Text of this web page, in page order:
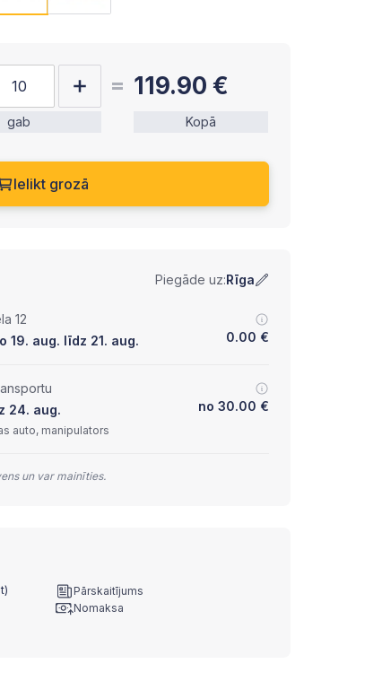
gab
119.90 €
Kopā
Ielikt grozā
Piegāde uz:Rīga
12
19. aug. līdz 21. aug.
0.00 €
24. aug.
no 30.00 €
auto, manipulators
un var mainīties.
Pārskaitījums
Nomaksa